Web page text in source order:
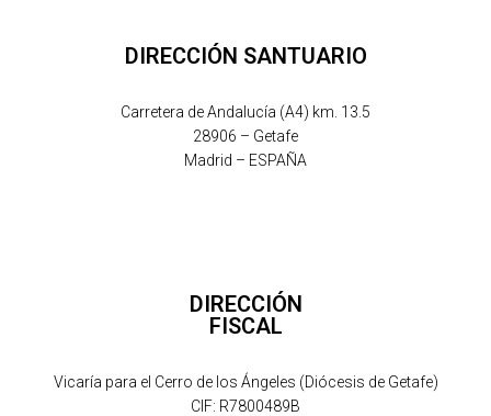
DIRECCIÓN SANTUARIO
Carretera de Andalucía (A4) km. 13.5
28906 – Getafe
Madrid – ESPAÑA
DIRECCIÓN
FISCAL
Vicaría para el Cerro de los Ángeles (Diócesis de Getafe)
CIF: R7800489B